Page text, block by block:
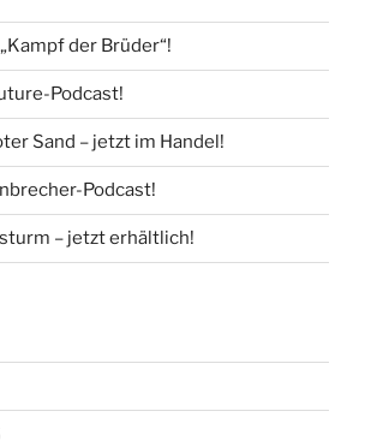
der Brüder“!
Podcast!
Sand – jetzt im Handel!
Podcast!
– jetzt erhältlich!